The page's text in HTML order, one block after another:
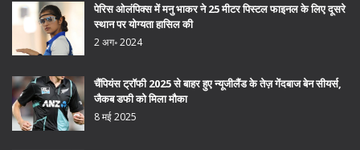
पेरिस ओलंपिक्स में मनु भाकर ने 25 मीटर पिस्टल फाइनल के लिए दूसरे
स्थान पर योग्यता हासिल की
2 अग॰ 2024
चैंपियंस ट्रॉफी 2025 से बाहर हुए न्यूजीलैंड के तेज़ गेंदबाज बेन सीयर्स,
जैकब डफी को मिला मौका
8 मई 2025